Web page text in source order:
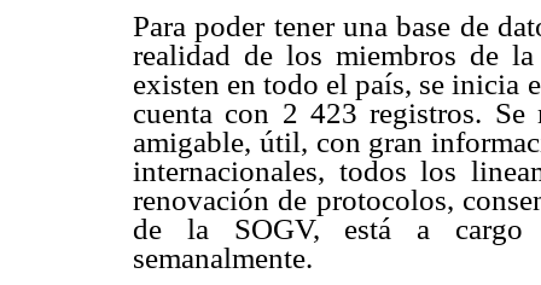
Para poder tener una base de
realidad de los miembros de
existen en todo el país, se inicia
cuenta con 2 423 registros. Se
amigable, útil, con gran
internacionales, todos los
renovación de protocolos,
de la SOGV, está a cargo
semanalmente.